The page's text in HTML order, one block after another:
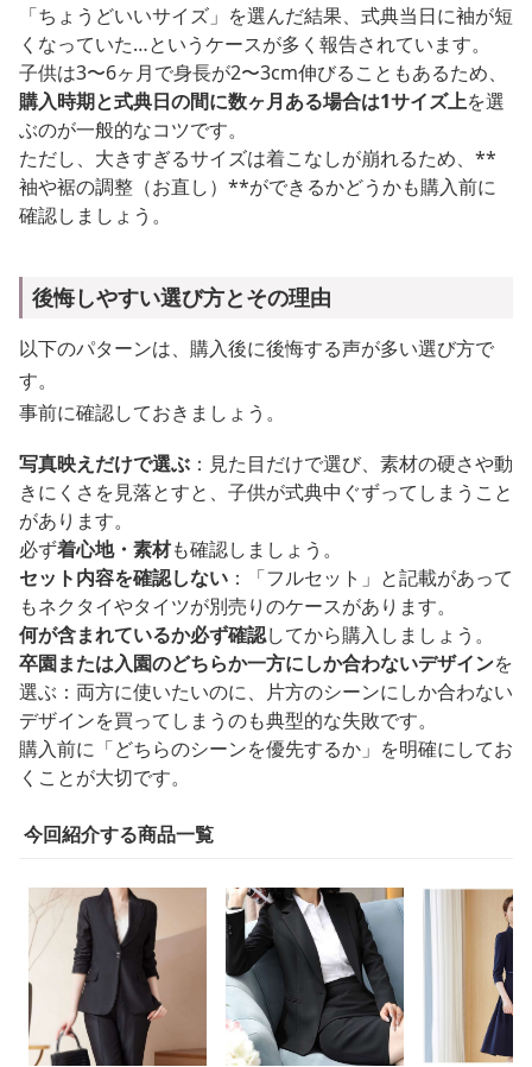
「ちょうどいいサイズ」を選んだ結果、式典当日に袖が短
くなっていた…というケースが多く報告されています。
子供は3〜6ヶ月で身長が2〜3cm伸びることもあるため、
購入時期と式典日の間に数ヶ月ある場合は1サイズ上を選
ぶのが一般的なコツです。
ただし、大きすぎるサイズは着こなしが崩れるため、**
袖や裾の調整（お直し）**ができるかどうかも購入前に
確認しましょう。
後悔しやすい選び方とその理由
以下のパターンは、購入後に後悔する声が多い選び方で
す。
事前に確認しておきましょう。
写真映えだけで選ぶ ：見た目だけで選び、素材の硬さや動
きにくさを見落とすと、子供が式典中ぐずってしまうこと
があります。
必ず着心地・素材も確認しましょう。
セット内容を確認しない ：「フルセット」と記載があって
もネクタイやタイツが別売りのケースがあります。
何が含まれているか必ず確認してから購入しましょう。
卒園または入園のどちらか一方にしか合わないデザインを
選ぶ：両方に使いたいのに、片方のシーンにしか合わない
デザインを買ってしまうのも典型的な失敗です。
購入前に「どちらのシーンを優先するか」を明確にしてお
くことが大切です。
今回紹介する商品一覧